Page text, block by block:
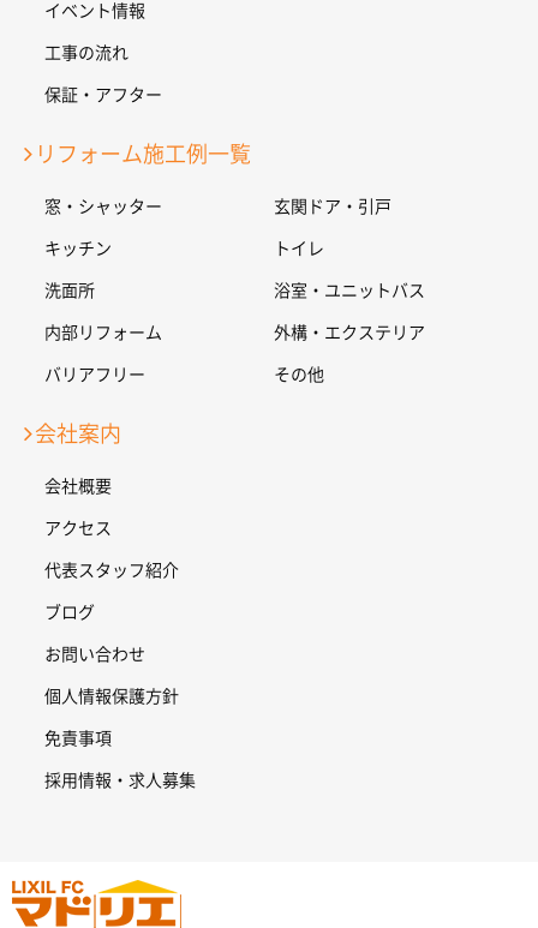
イベント情報
工事の流れ
保証・アフター
リフォーム施工例一覧
窓・シャッター 玄関ドア・引戸
キッチン トイレ
洗面所 浴室・ユニットバス
内部リフォーム 外構・エクステリア
バリアフリー その他
会社案内
会社概要
アクセス
代表スタッフ紹介
ブログ
お問い合わせ
個人情報保護方針
免責事項
採用情報・求人募集